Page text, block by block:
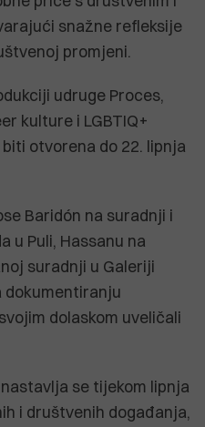
snažne refleksije
promjeni.
udruge Proces,
kulture i LGBTIQ+
otvorena do 22. lipnja
Baridón na suradnji i
u Puli, Hassanu na
suradnji u Galeriji
dokumentiranju
dolaskom uveličali
se tijekom lipnja
i društvenih događanja,